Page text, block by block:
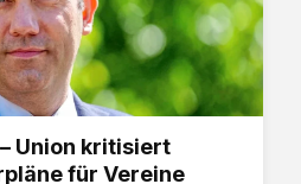
– Union kritisiert
für Vereine